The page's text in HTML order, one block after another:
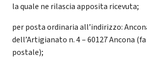
la quale ne rilascia apposita ricevuta;
per posta ordinaria all’indirizzo:
dell’Artigianato n. 4 – 60127 Ancona
postale);